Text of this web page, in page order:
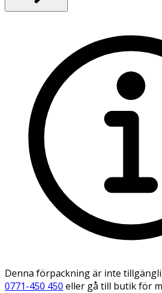
Denna förpackning är inte
0771-450 450 eller gå till butik för